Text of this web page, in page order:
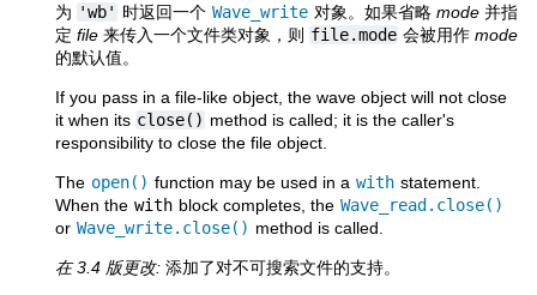
为 'wb' 时返回一个 Wave_write 对象。如果省略 mode 并指
定 file 来传入一个文件类对象，则 file.mode 会被用作 mode
的默认值。
If you pass in a file-like object, the wave object will not close
it when its close() method is called; it is the caller's
responsibility to close the file object.
The open() function may be used in a with statement.
When the with block completes, the Wave_read.close()
or Wave_write.close() method is called.
在 3.4 版更改: 添加了对不可搜索文件的支持。